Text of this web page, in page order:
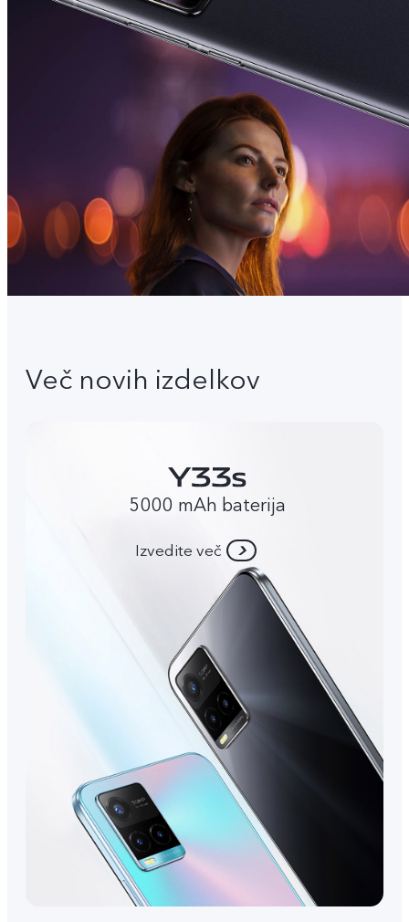
Več novih izdelkov
5000 mAh baterija
Izvedite več